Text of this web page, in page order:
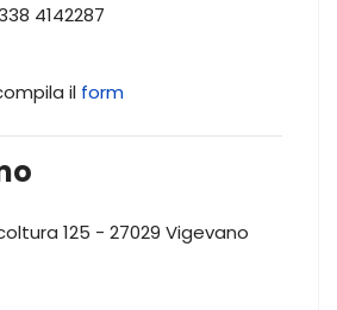
4142287
il form
125 - 27029 Vigevano